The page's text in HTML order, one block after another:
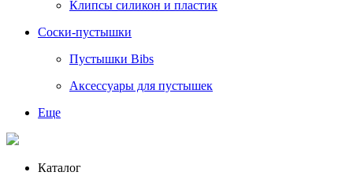
Клипсы силикон и пластик
Соски-пустышки
Пустышки Bibs
Аксессуары для пустышек
Еще
Каталог